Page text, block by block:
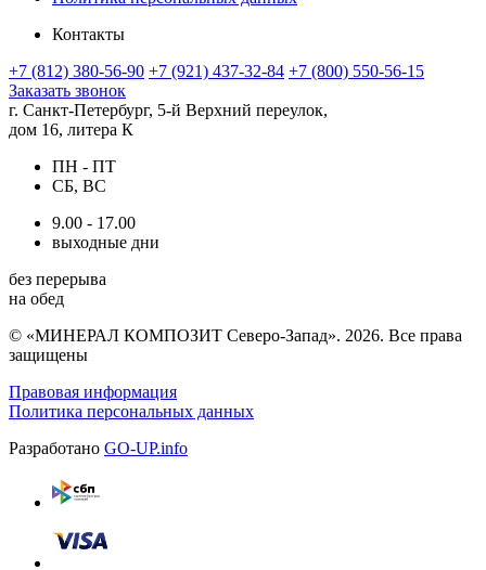
Контакты
+7 (812) 380-56-90 +7 (921) 437-32-84 +7 (800) 550-56-15
Заказать звонок
г. Санкт-Петербург, 5-й Верхний переулок,
дом 16, литера К
ПН - ПТ
СБ, ВС
9.00 - 17.00
выходные дни
без перерыва
на обед
© «МИНЕРАЛ КОМПОЗИТ Северо-Запад». 2026. Все права
защищены
Правовая информация
Политика персональных данных
Разработано GO-UP.info